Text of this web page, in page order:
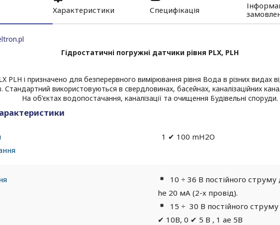
Характеристики Специфікація
Гідростатичні погружні датчики рівня PLX, PLH
PLH і призначено для безперервного вимірювання рівня Вода в різних видах
Стандартний використовуються в свердловинах, басейнах, каналізаційних
На об’єктах водопостачання, каналізації та очищення Будівельні споруди.
1 ✔ 100 mH2O
10 ÷ 36 В постійного струму
he 20 мА (2-х провід).
15 ÷ 30 В постійного струму
✔ 10В, 0 ✔ 5 В , 1 ae 5В